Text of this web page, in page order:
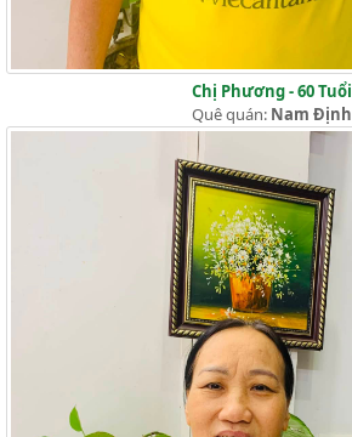
Chị Phương - 60 Tuổi
Quê quán: Nam Định